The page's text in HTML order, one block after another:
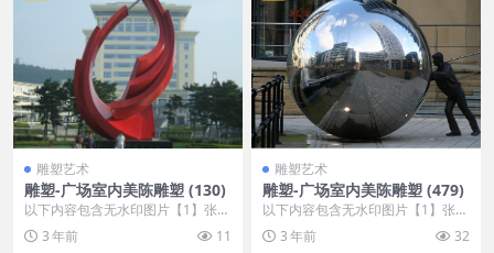
雕塑艺术
雕塑-广场室内美陈雕塑 (130)
以下内容包含无水印图片【1】张
，开通会员无障碍浏览 开通VIP会
员 3 年前 11
雕塑艺术
雕塑-广场室内美陈雕塑 (479)
以下内容包含无水印图片【1】张
，开通会员无障碍浏览 开通VIP会
员 3 年前 32